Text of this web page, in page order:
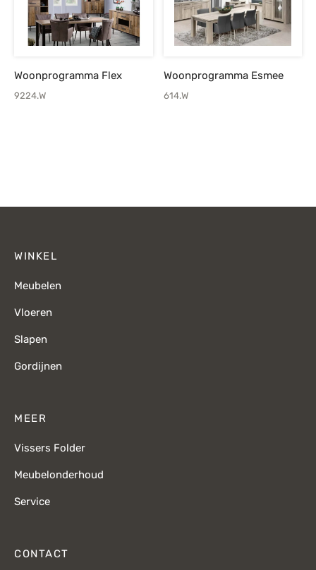
Woonprogramma Flex
9224.W
Woonprogramma Esmee
614.W
WINKEL
Meubelen
Vloeren
Slapen
Gordijnen
MEER
Vissers Folder
Meubelonderhoud
Service
CONTACT